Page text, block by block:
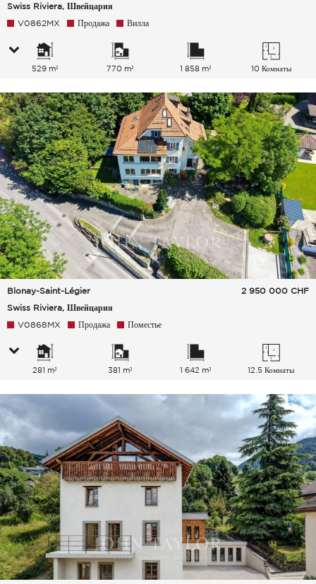
Swiss Riviera, Швейцария
V0862MX Продажа Вилла
529 m² 770 m² 1 858 m² 10 Комнаты
Blonay-Saint-Légier
Swiss Riviera, Швейцария
2 950 000 CHF
V0868MX Продажа Поместье
281 m² 381 m² 1 642 m² 12.5 Комнаты